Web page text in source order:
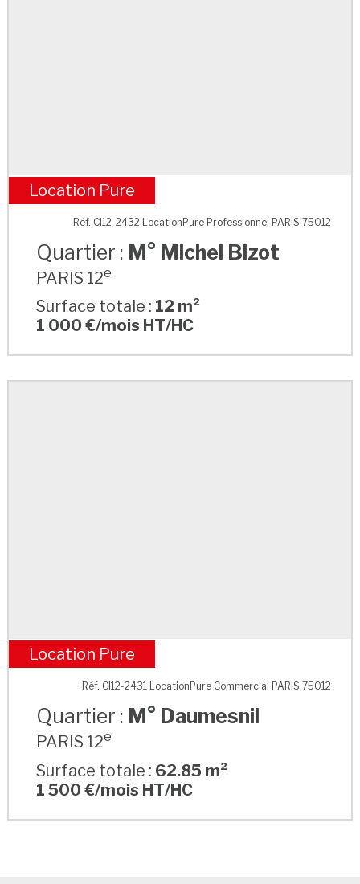
M° Michel Bizot
Location Pure
Réf. CI12-2432 LocationPure Professionnel PARIS 75012
Quartier : M° Michel Bizot
PARIS 12e
Surface totale : 12 m²
1 000 €/mois HT/HC
M° Daumesnil
Location Pure
Réf. CI12-2431 LocationPure Commercial PARIS 75012
Quartier : M° Daumesnil
PARIS 12e
Surface totale : 62.85 m²
1 500 €/mois HT/HC